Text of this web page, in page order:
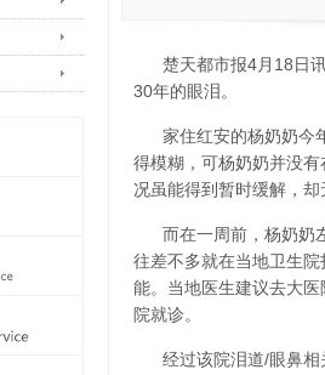
楚天都市报4月18日
30年的眼泪。
家住红安的杨奶奶今
得模糊，可杨奶奶并没
况虽能得到暂时缓解，却
而在一周前，杨奶奶
往差不多就在当地卫生
能。当地医生建议去大
院就诊。
经过该院泪道/眼鼻